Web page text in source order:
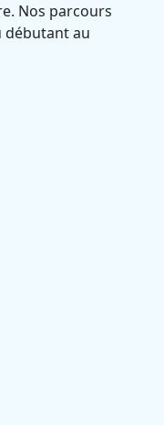
Nos parcours
débutant au